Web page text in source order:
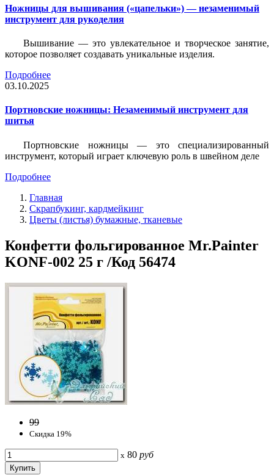
Ножницы для вышивания («цапельки») — незаменимый
инструмент для рукоделия
Вышивание — это увлекательное и творческое занятие,
которое позволяет создавать уникальные изделия.
Подробнее
03.10.2025
Портновские ножницы: Незаменимый инструмент для
шитья
Портновские ножницы — это специализированный
инструмент, который играет ключевую роль в швейном деле
Подробнее
Главная
Скрапбукинг, кардмейкинг
Цветы (листья) бумажные, тканевые
Конфетти фольгированное Mr.Painter
KONF-002 25 г /Код 56474
99
Скидка 19%
x 80 руб